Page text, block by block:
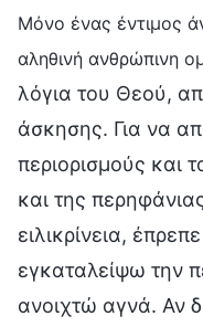
Μόνο ένας έντιμος
αληθινή ανθρώπινη
λόγια του Θεού,
άσκησης. Για να
περιορισμούς και
και της
ειλικρίνεια,
εγκαταλείψω την
ανοιχτώ αγνά. Αν